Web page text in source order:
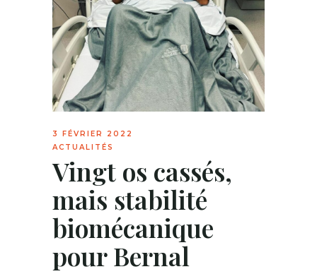
3 FÉVRIER 2022
ACTUALITÉS
Vingt os cassés,
mais stabilité
biomécanique
pour Bernal